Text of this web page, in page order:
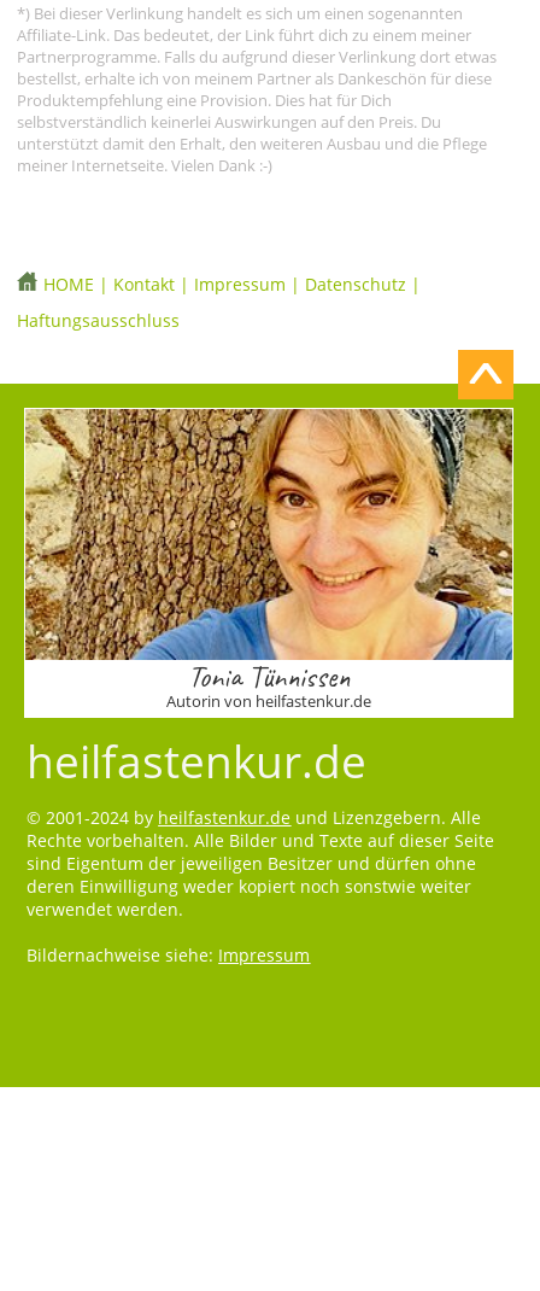
*) Bei dieser Verlinkung handelt es sich um einen sogenannten
Affiliate-Link. Das bedeutet, der Link führt dich zu einem meiner
Partnerprogramme. Falls du aufgrund dieser Verlinkung dort etwas
bestellst, erhalte ich von meinem Partner als Dankeschön für diese
Produktempfehlung eine Provision. Dies hat für Dich
selbstverständlich keinerlei Auswirkungen auf den Preis. Du
unterstützt damit den Erhalt, den weiteren Ausbau und die Pflege
meiner Internetseite. Vielen Dank :-)
HOME | Kontakt | Impressum | Datenschutz |
Haftungsausschluss
Tonia Tünnissen
Autorin von heilfastenkur.de
heilfastenkur.de
© 2001-2024 by heilfastenkur.de und Lizenzgebern. Alle
Rechte vorbehalten. Alle Bilder und Texte auf dieser Seite
sind Eigentum der jeweiligen Besitzer und dürfen ohne
deren Einwilligung weder kopiert noch sonstwie weiter
verwendet werden.
Bildernachweise siehe: Impressum